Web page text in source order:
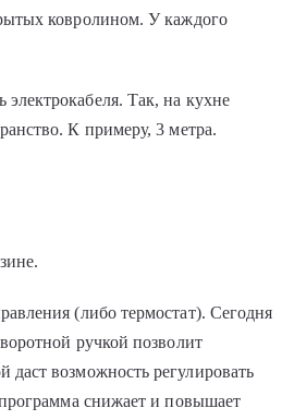
ковролином. У каждого
Так, на кухне
К примеру, 3 метра.
(либо термостат). Сегодня
ручкой позволит
даст возможность регулировать
снижает и повышает